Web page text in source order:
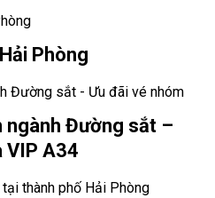
Phòng
ngành Đường sắt –
VIP A34